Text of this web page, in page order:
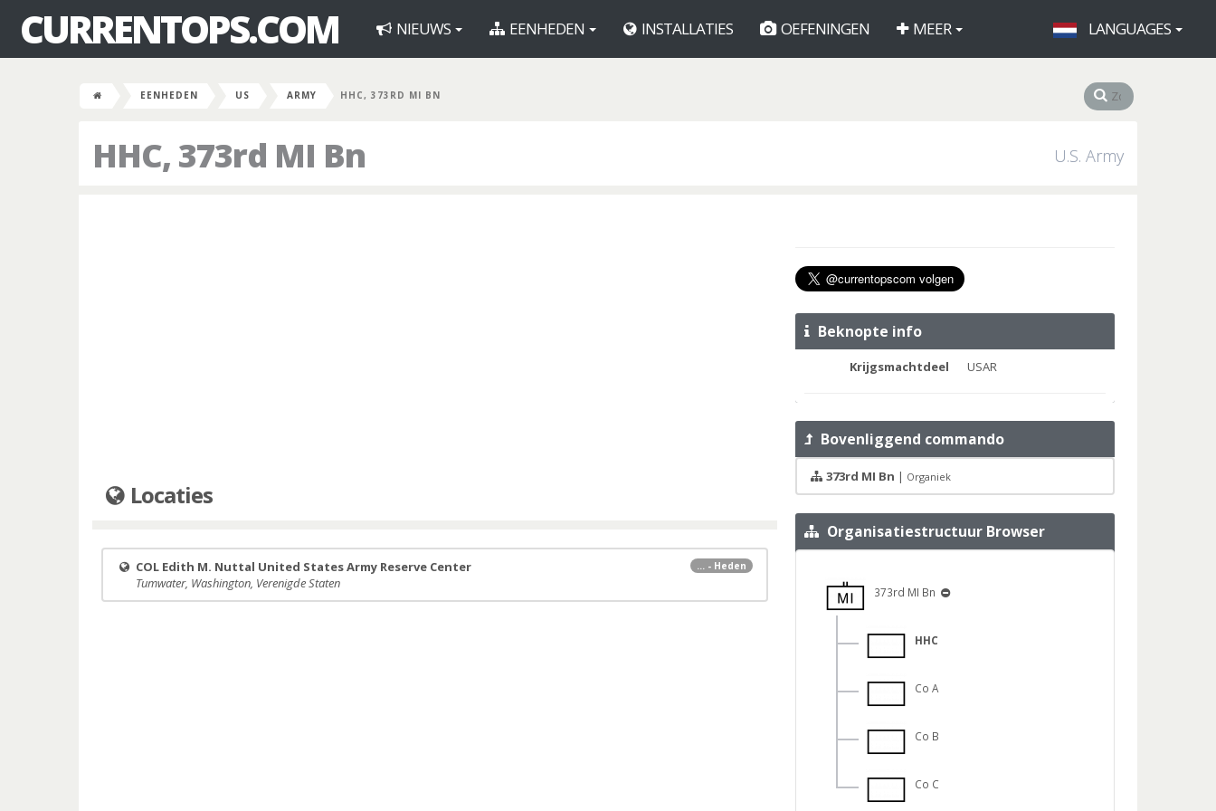
CURRENTOPS.COM NIEUWS EENHEDEN INSTALLATIES OEFENINGEN MEER LANGUAGES
EENHEDEN US ARMY HHC, 373RD MI BN
HHC, 373rd MI Bn U.S. Army
Locaties
... - Heden
COL Edith M. Nuttal United States Army Reserve Center
Tumwater, Washington, Verenigde Staten
Beknopte info
Krijgsmachtdeel USAR
Bovenliggend commando
373rd MI Bn | Organiek
Organisatiestructuur Browser
373rd MI Bn
HHC
Co A
Co B
Co C